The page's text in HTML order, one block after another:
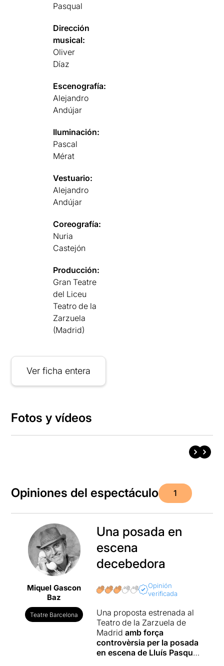
Pasqual
Dirección
musical:
Oliver
Díaz
Escenografía:
Alejandro
Andújar
Iluminación:
Pascal
Mérat
Vestuario:
Alejandro
Andújar
Coreografía:
Nuria
Castejón
Producción:
Gran Teatre
del Liceu
Teatro de la
Zarzuela
(Madrid)
Ver ficha entera
Fotos y vídeos
Opiniones del espectáculo 1
Miquel Gascon
Baz
Teatre Barcelona
Una posada en
escena
decebedora
Opinión
verificada
Una proposta estrenada al
Teatro de la Zarzuela de
Madrid amb força
controvèrsia per la posada
en escena de Lluís Pasqual,